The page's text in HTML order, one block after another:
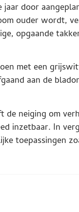
jaar door
ouder wordt,
opgaande
met een
aan de
neiging om
inzetbaar. In
toepassingen